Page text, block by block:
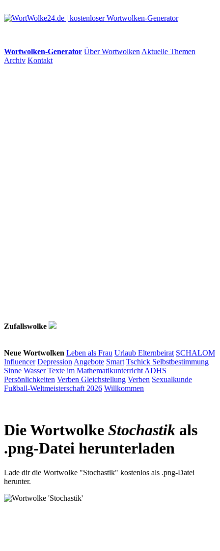
Wortwolken-Generator Über Wortwolken Aktuelle Themen
Archiv Kontakt
Zufallswolke
Neue Wortwolken Leben als Frau Urlaub Elternbeirat SCHALOM
Influencer Depression Angebote Smart Tschick Selbstbestimmung
Sinne Wasser Texte im Mathematikunterricht ADHS
Persönlichkeiten Verben Gleichstellung Verben Sexualkunde
Fußball-Weltmeisterschaft 2026 Willkommen
Die Wortwolke Stochastik als
.png-Datei herunterladen
Lade dir die Wortwolke "Stochastik" kostenlos als .png-Datei
herunter.